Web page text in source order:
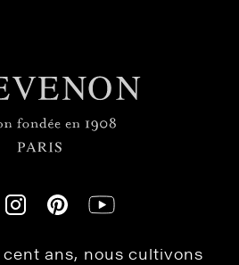
ans, nous cultivons